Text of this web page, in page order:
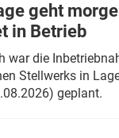
geht
in Betrieb
war die
Stellwerks in
geplant.